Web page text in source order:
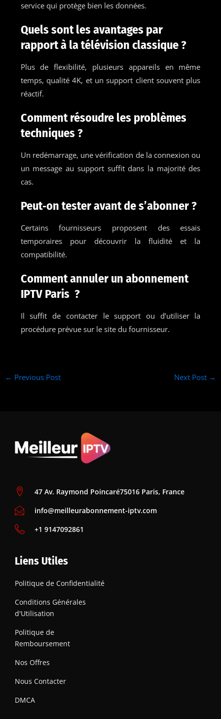
service qui protège bien les données.
Quels sont les avantages par
rapport à la télévision classique ?
Plus de flexibilité, plusieurs appareils en même
temps, qualité 4K, et un support client souvent plus
réactif.
Comment résoudre les problèmes
techniques ?
Un redémarrage, une vérification de la connexion ou
un message au support suffit dans la majorité des
cas.
Peut‑on tester avant de s’abonner ?
Certains fournisseurs proposent des essais
temporaires pour découvrir la fluidité et la
compatibilité.
Comment annuler un abonnement
IPTV Paris ?
Il suffit de contacter le support ou d’utiliser la
procédure prévue sur le site du fournisseur.
← Previous Post Next Post →
47 Av. Raymond Poincaré75016 Paris, France
info@meilleurabonnement-iptv.com
+1 9147092861
Liens Utiles
Politique de Confidentialité
Conditions Générales
d'Utilisation
Politique de
Remboursement
Nos Offres
Nous Contacter
DMCA